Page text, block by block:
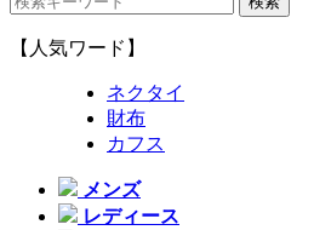
【人気ワード】
ネクタイ
財布
カフス
メンズ
レディース